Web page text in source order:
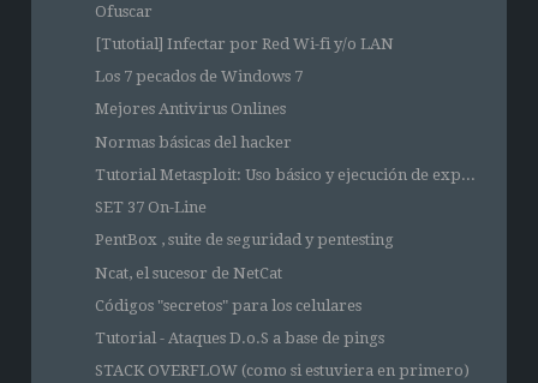
Ofuscar
[Tutotial] Infectar por Red Wi-fi y/o LAN
Los 7 pecados de Windows 7
Mejores Antivirus Onlines
Normas básicas del hacker
Tutorial Metasploit: Uso básico y ejecución de exp...
SET 37 On-Line
PentBox , suite de seguridad y pentesting
Ncat, el sucesor de NetCat
Códigos "secretos" para los celulares
Tutorial - Ataques D.o.S a base de pings
STACK OVERFLOW (como si estuviera en primero)